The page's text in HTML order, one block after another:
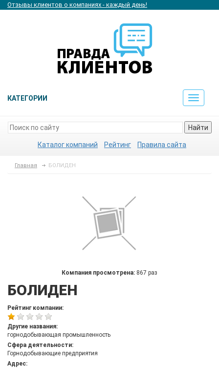
Отзывы клиентов о компаниях - каждый день!
КАТЕГОРИИ
Toggle
Найти
Каталог компаний Рейтинг Правила сайта
Главная БОЛИДЕН
Компания просмотрена: 867 раз
БОЛИДЕН
Рейтинг компании:
Другие названия:
горнодобывающая промышленность
Сфера деятельности:
Горнодобывающие предприятия
Адрес: